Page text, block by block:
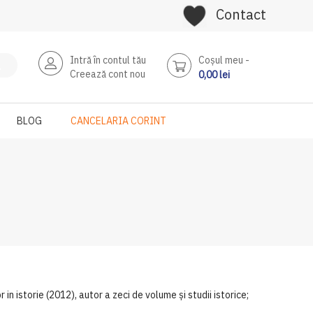
Contact
Intră în contul tău
Creează cont nou
Coşul meu
0,00 lei
BLOG CANCELARIA CORINT
istorie (2012), autor a zeci de volume și studii istorice;